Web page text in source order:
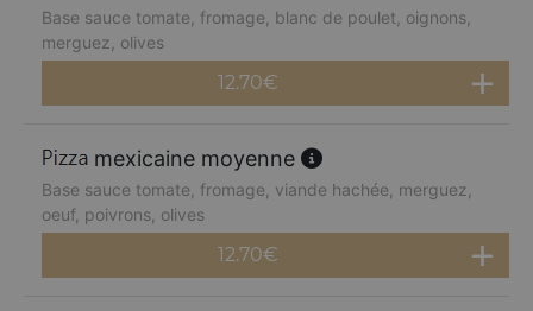
Base sauce tomate, fromage, blanc de poulet, oignons,
merguez, olives
12.70€
mexicaine moyenne
Base sauce tomate, fromage, viande hachée, merguez,
oeuf, poivrons, olives
12.70€